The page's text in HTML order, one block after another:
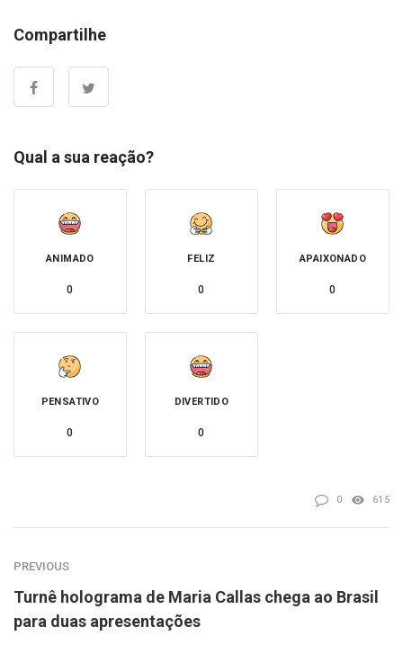
Compartilhe
Qual a sua reação?
ANIMADO
0
FELIZ
0
APAIXONADO
0
PENSATIVO
0
DIVERTIDO
0
0 615
PREVIOUS
Turnê holograma de Maria Callas chega ao Brasil
para duas apresentações